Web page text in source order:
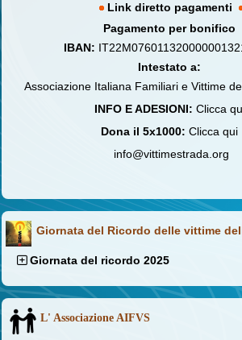
Link diretto pagamenti
Pagamento per bonifico
IBAN:
Intestato a:
Associazione Italiana Familiari e Vittime
INFO E ADESIONI: Clicca
Dona il 5x1000: Clicca qui
info@vittimestrada.org
Giornata del Ricordo delle vittime
Giornata del ricordo 2025
L' Associazione AIFVS